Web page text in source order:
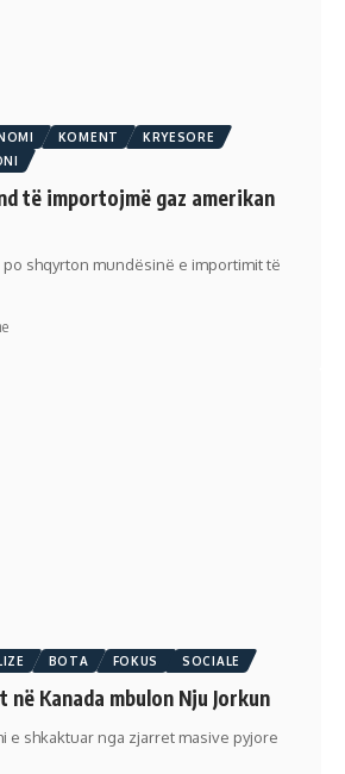
KOMENT
KRYESORE
të importojmë gaz amerikan
shqyrton mundësinë e importimit të
BOTA FOKUS SOCIALE
në Kanada mbulon Nju Jorkun
e shkaktuar nga zjarret masive pyjore